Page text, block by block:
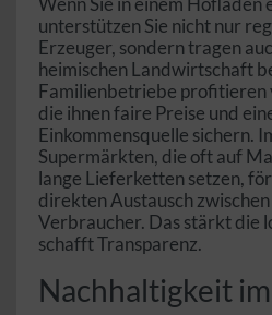
unterstützen Sie nicht nur
Erzeuger, sondern tragen
heimischen Landwirtschaft
Familienbetriebe
die ihnen faire Preise und
Einkommensquelle sichern.
Supermärkten, die oft auf
lange Lieferketten setzen,
direkten Austausch
Verbraucher. Das stärkt die
schafft Transparenz.
Nachhaltigkeit